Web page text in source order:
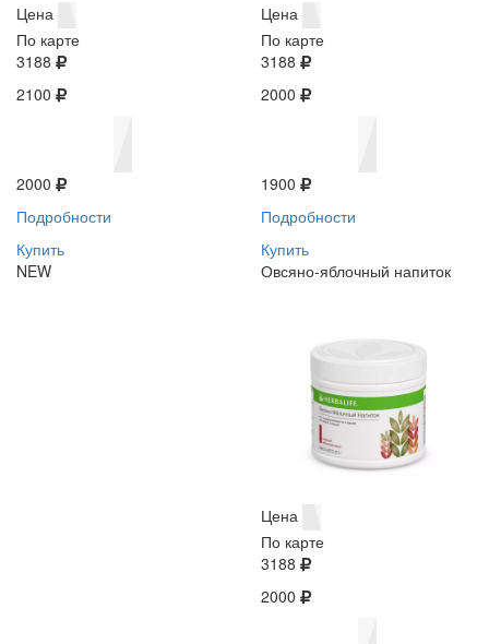
Цена
По карте
3188
2100
2000
Подробности
Купить
NEW
Цена
По карте
3188
2000
1900
Подробности
Купить
Овсяно-яблочный напиток
Цена
По карте
3188
2000